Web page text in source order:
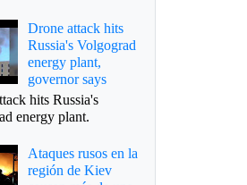
Drone attack hits
Russia's Volgograd
energy plant,
governor says
hits Russia's
energy plant.
Ataques rusos en la
región de Kiev